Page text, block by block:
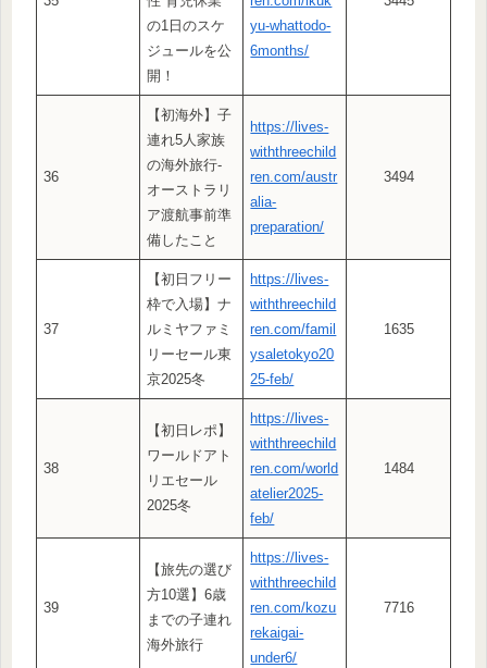
の1日のスケ
ジュールを公
開！
yu-whattodo-
6months/
36
【初海外】子
連れ5人家族
の海外旅行-
オーストラリ
ア渡航事前準
備したこと
https://lives-
withthreechild
ren.com/austr
alia-
preparation/
3494
37
【初日フリー
枠で入場】ナ
ルミヤファミ
リーセール東
京2025冬
https://lives-
withthreechild
ren.com/famil
ysaletokyo20
25-feb/
1635
38
【初日レポ】
ワールドアト
リエセール
2025冬
https://lives-
withthreechild
ren.com/world
atelier2025-
feb/
1484
39
【旅先の選び
方10選】6歳
までの子連れ
海外旅行
https://lives-
withthreechild
ren.com/kozu
rekaigai-
under6/
7716